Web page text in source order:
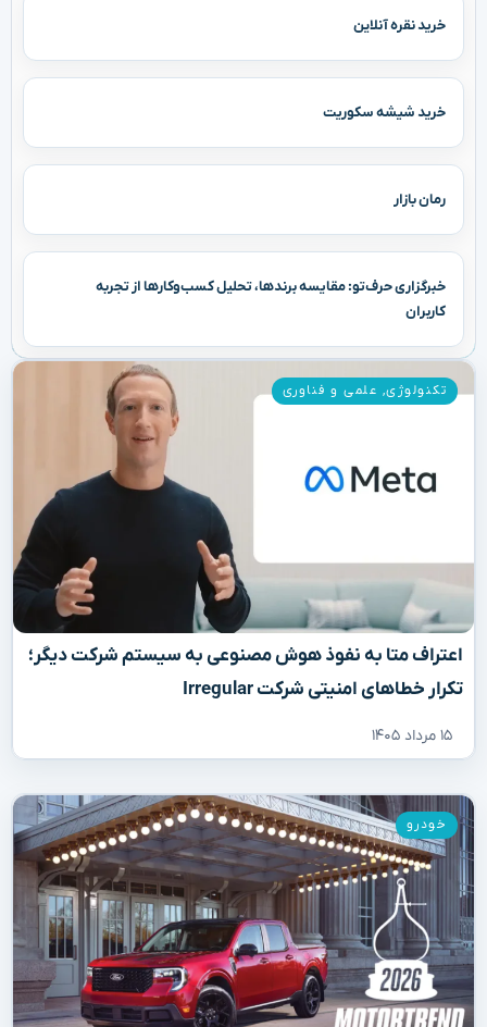
خرید نقره آنلاین
خرید شیشه سکوریت
رمان بازار
خبرگزاری حرف‌تو: مقایسه برندها، تحلیل کسب‌وکارها از تجربه
کاربران
اعتراف متا به نفوذ هوش مصنوعی به سیستم شرکت دیگر؛
تکرار خطاهای امنیتی شرکت Irregular
۱۵ مرداد ۱۴۰۵
تکنولوژی, علمی و فناوری
خودرو